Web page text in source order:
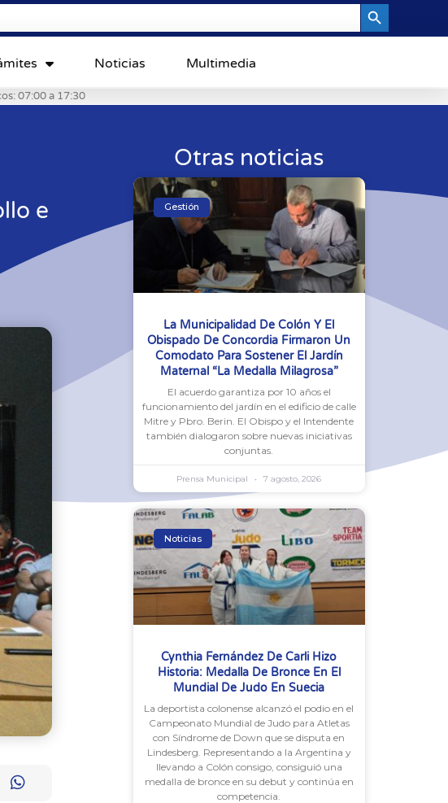
Noticias Multimedia
07:00 a 17:30
e
Otras noticias
Gestión
La Municipalidad De Colón Y El
Obispado De Concordia Firmaron Un
Comodato Para Sostener El Jardín
Maternal “La Medalla Milagrosa”
El acuerdo garantiza por 10 años el
funcionamiento del jardín en el edificio de calle
Mitre y Pbro. Berin. El Obispo y el Intendente
también dialogaron sobre nuevas iniciativas
conjuntas.
Prensa Municipal 7 agosto, 2026
Noticias
Cynthia Fernández De Carli Hizo
Historia: Medalla De Bronce En El
Mundial De Judo En Suecia
La deportista colonense alcanzó el podio en el
Campeonato Mundial de Judo para Atletas
con Síndrome de Down que se disputa en
Lindesberg. Representando a la Argentina y
llevando a Colón consigo, consiguió una
medalla de bronce en su debut y continúa en
competencia.